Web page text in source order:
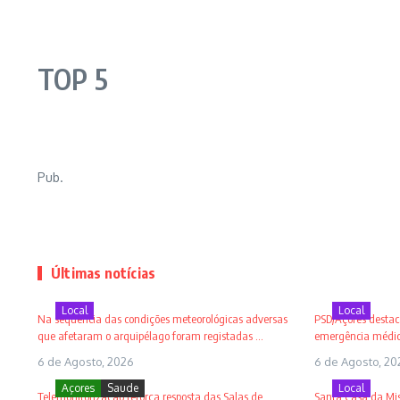
TOP 5
Pub.
Últimas notícias
Local
Na sequência das condições meteorológicas adversas
que afetaram o arquipélago foram registadas ...
6 de Agosto, 2026
Local
PSD/Açores
emergência
6 de Agosto,
Açores Saude
Telemonitorização reforça resposta das Salas de
Local
Santa Casa da